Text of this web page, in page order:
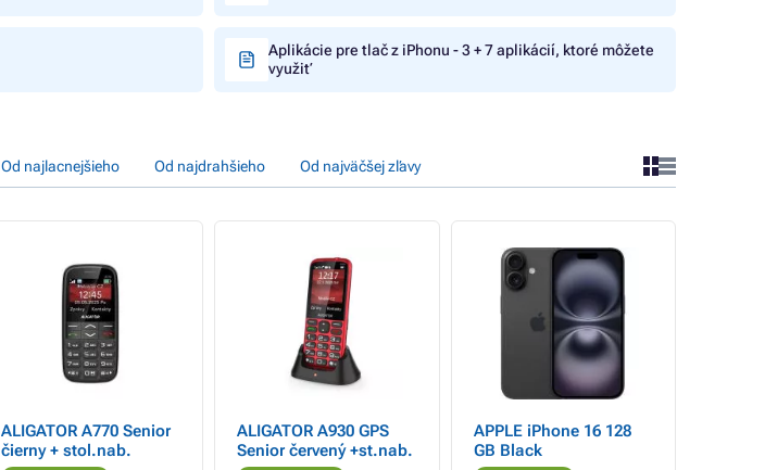
Aplikácie pre tlač z iPhonu - 3 + 7 aplikácií, ktoré môžete
využiť
Od najlacnejšieho Od najdrahšieho Od najväčšej zľavy
ALIGATOR A770 Senior
čierny + stol.nab.
ALIGATOR A930 GPS
Senior červený +st.nab.
APPLE iPhone 16 128
GB Black